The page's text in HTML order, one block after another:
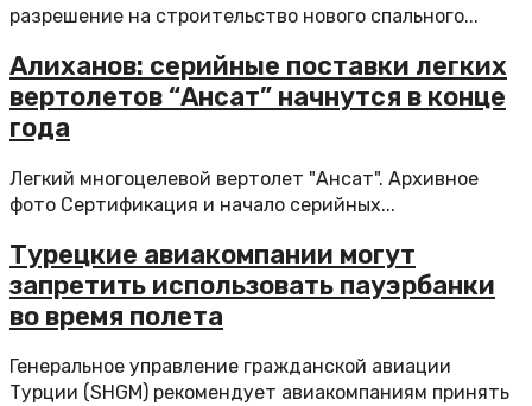
разрешение на строительство нового спального...
Алиханов: серийные поставки легких
вертолетов “Ансат” начнутся в конце
года
Легкий многоцелевой вертолет "Ансат". Архивное
фото Сертификация и начало серийных...
Турецкие авиакомпании могут
запретить использовать пауэрбанки
во время полета
Генеральное управление гражданской авиации
Турции (SHGM) рекомендует авиакомпаниям принять